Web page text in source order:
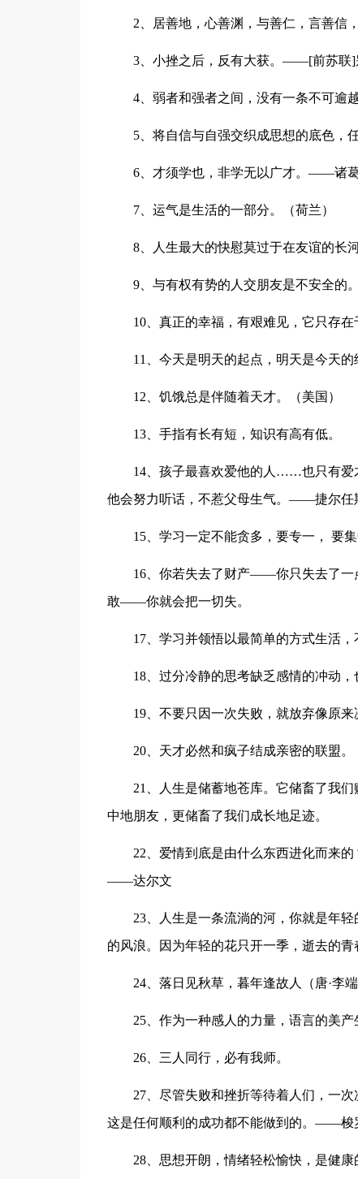
2、居善地，心善渊，与善仁，言善信
3、小挫之后，反有大获。——[前苏联]
4、弱者和强者之间，没有一条不可逾越
5、将自信与自强交织成思想的底色，
6、才须学也，非学无以广才。——诸
7、运气是生活的一部分。（荷兰）
8、人生最大的快慰莫过于在友谊的长河
9、与有权有势的人交朋友是不安全的。
10、真正的幸福，有艰难见，它只存
11、今天是明天的起点，明天是今天
12、饥饿总是伴随着天才。（美国）
13、手指有长有短，知识有高有低。
14、孩子最喜欢爱他的人……也只有爱
他会努力听话，不惹父母生气。——捷尔任
15、学习一定不能贪多，要专一， 要集
16、你若失去了财产——你只失去了
敢——你就会把一切失。
17、学习并领悟以最简单的方式生活
18、过分冷静的思考缺乏感情的冲动，
19、不要只因一次失败，就放弃像原来
20、天才必然和疯子结成亲密的联盟。
21、人生是储蓄地苍库。它储畜了我
中地朋友，更储畜了我们成长地足迹。
22、爱情到底是由什么东西进化而来
——达尔文
23、人生是一条流淌的河，你就是年
的风浪。因为年轻的花只开一季，逝去的青
24、落日见秋草，暮年逢故人（唐·李端
25、作为一种感人的力量，语言的美产
26、三人同行，必有我师。
27、尽管失败和挫折等待着人们，一
这是任何顺利的成功都不能做到的。——梭
28、思想开朗，情绪轻松愉快，是健